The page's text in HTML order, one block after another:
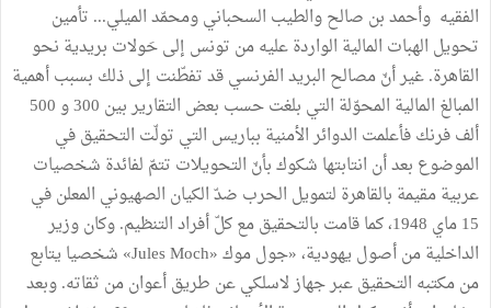
الفقيه وأحمد بن صالح والطيب السحباني ومحمّد الميلي... تأمين
تحويل الهبات المالية الواردة عليه من تونس إلى حَولات بريدية نحو
القاهرة. غير أنّ مصالح البريد الفرنسي قد تفطّنت إلى ذلك بسبب أهمية
المبالغ المالية المحوّلة التي بلغت حسب بعض التقارير بين 300 و 500
ألف فرنك فأعلمت الدوائر الأمنية بباريس التي تولّت التحقيق في
الموضوع بعد أن انتابتها شكوك بأنّ التحويلات تتمّ لفائدة شخصيات
عربية مقيمة بالقاهرة لتمويل الحرب ضدّ الكيان الصهيوني المعلن في
15 ماي 1948، كما قامت بالتحقيق مع كلّ أفراد التنظيم. وكان وزير
الداخلية من أصول يهودية، «جول موك «Jules Moch» شخصيا يتابع
من مكتبه التحقيق عبر جهاز لاسلكي عن طريق أعوان من ثقاته. وبعد